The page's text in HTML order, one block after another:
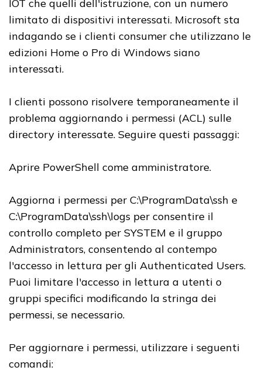
IOT che quelli dell'istruzione, con un numero
limitato di dispositivi interessati. Microsoft sta
indagando se i clienti consumer che utilizzano le
edizioni Home o Pro di Windows siano
interessati.
I clienti possono risolvere temporaneamente il
problema aggiornando i permessi (ACL) sulle
directory interessate. Seguire questi passaggi:
Aprire PowerShell come amministratore.
Aggiorna i permessi per C:\ProgramData\ssh e
C:\ProgramData\ssh\logs per consentire il
controllo completo per SYSTEM e il gruppo
Administrators, consentendo al contempo
l'accesso in lettura per gli Authenticated Users.
Puoi limitare l'accesso in lettura a utenti o
gruppi specifici modificando la stringa dei
permessi, se necessario.
Per aggiornare i permessi, utilizzare i seguenti
comandi: